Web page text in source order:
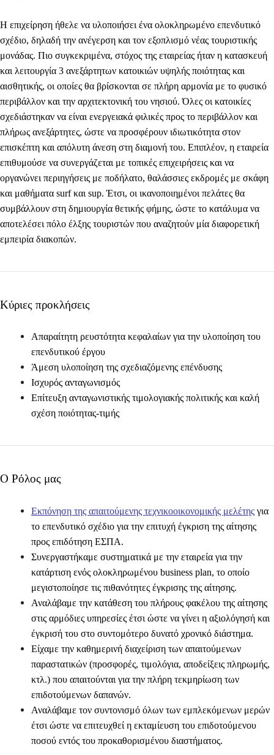
Η επιχείρηση ήθελε να υλοποιήσει ένα ολοκληρωμένο επενδυτικό
σχέδιο, δηλαδή την ανέγερση και τον εξοπλισμό νέας τουριστικής
μονάδας. Πιο συγκεκριμένα, στόχος της εταιρείας ήταν η κατασκευή
και λειτουργία 3 ανεξάρτητων κατοικιών υψηλής ποιότητας και
αισθητικής, οι οποίες θα βρίσκονται σε πλήρη αρμονία με το φυσικό
περιβάλλον και την αρχιτεκτονική του νησιού. Όλες οι κατοικίες
σχεδιάστηκαν να είναι ενεργειακά φιλικές προς το περιβάλλον και
πλήρως ανεξάρτητες, ώστε να προσφέρουν ιδιωτικότητα στον
επισκέπτη και απόλυτη άνεση στη διαμονή του. Επιπλέον, η εταιρεία
επιθυμούσε να συνεργάζεται με τοπικές επιχειρήσεις και να
οργανώνει περιηγήσεις με ποδήλατο, θαλάσσιες εκδρομές με σκάφη
και μαθήματα surf και sup. Έτσι, οι ικανοποιημένοι πελάτες θα
συμβάλλουν στη δημιουργία θετικής φήμης, ώστε το κατάλυμα να
αποτελέσει πόλο έλξης τουριστών που αναζητούν μία διαφορετική
εμπειρία διακοπών.
Κύριες προκλήσεις
Απαραίτητη ρευστότητα κεφαλαίων για την υλοποίηση του
επενδυτικού έργου
Άμεση υλοποίηση της σχεδιαζόμενης επένδυσης
Ισχυρός ανταγωνισμός
Επίτευξη ανταγωνιστικής τιμολογιακής πολιτικής και καλή
σχέση ποιότητας-τιμής
Ο Ρόλος μας
Εκπόνηση της απαιτούμενης τεχνικοοικονομικής μελέτης για
το επενδυτικό σχέδιο για την επιτυχή έγκριση της αίτησης
προς επιδότηση ΕΣΠΑ.
Συνεργαστήκαμε συστηματικά με την εταιρεία για την
κατάρτιση ενός ολοκληρωμένου business plan, το οποίο
μεγιστοποίησε τις πιθανότητες έγκρισης της αίτησης.
Αναλάβαμε την κατάθεση του πλήρους φακέλου της αίτησης
στις αρμόδιες υπηρεσίες έτσι ώστε να γίνει η αξιολόγησή και
έγκρισή του στο συντομότερο δυνατό χρονικό διάστημα.
Είχαμε την καθημερινή διαχείριση των απαιτούμενων
παραστατικών (προσφορές, τιμολόγια, αποδείξεις πληρωμής,
κτλ.) που απαιτούνται για την πλήρη τεκμηρίωση των
επιδοτούμενων δαπανών.
Αναλάβαμε τον συντονισμό όλων των εμπλεκόμενων μερών
έτσι ώστε να επιτευχθεί η εκταμίευση του επιδοτούμενου
ποσού εντός του προκαθορισμένου διαστήματος.